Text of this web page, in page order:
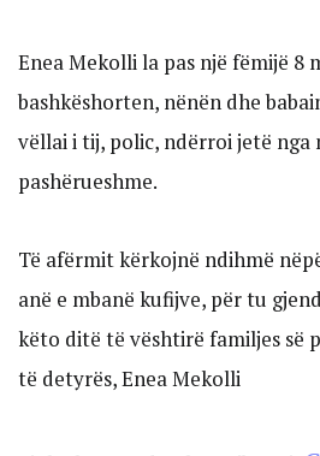
Enea Mekolli la pas një fëmijë 8
bashkëshorten, nënën dhe
vëllai i tij, polic, ndërroi jetë nga
pashërueshme.
Të afërmit kërkojnë ndihmë
anë e mbanë kufijve, për tu
këto ditë të vështirë familjes së
të detyrës, Enea Mekolli